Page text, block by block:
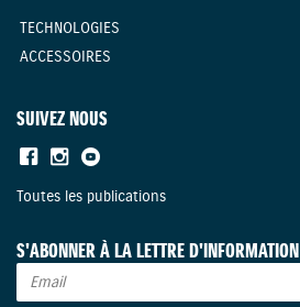
TECHNOLOGIES
ACCESSOIRES
SUIVEZ NOUS
Toutes les publications
S'ABONNER À LA LETTRE D'INFORMATION